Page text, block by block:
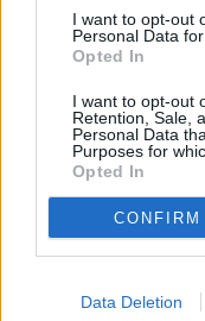
I want to opt-out
Personal Data
Opted In
I want to opt-out
Retention, Sale,
Personal Data
Purposes for
Opted In
CONFIRM
Data Deletion